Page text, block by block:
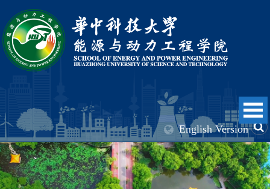
English Version